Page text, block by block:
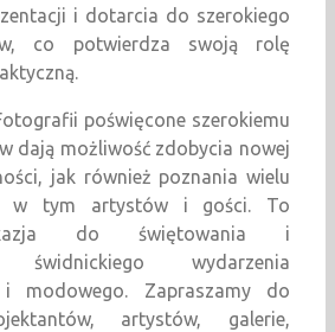
i dotarcia do szerokiego
co potwierdza swoją rolę
poświęcone szerokiemu
dają możliwość zdobycia nowej
jak również poznania wielu
w tym artystów i gości. To
do świętowania i
świdnickiego wydarzenia
i modowego. Zapraszamy do
artystów, galerie,